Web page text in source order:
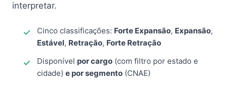
interpretar.
Cinco classificações: Forte Expansão, Expansão,
Estável, Retração, Forte Retração
Disponível por cargo (com filtro por estado e
cidade) e por segmento (CNAE)